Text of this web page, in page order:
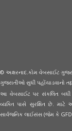
© અક્ષરનાદ.કોમ વેબસાઈટ
ગુજરાતીઓ સુધી પહોંચાડવાનો
આ વેબસાઈટ પર સંકલિત બધી
વ્યક્તિ પાસે સુરક્ષિત છે.
સાર્વજનિક લાઈસંસ (જેમ કે